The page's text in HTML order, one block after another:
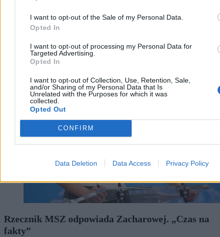
I want to opt-out of the Sale of my Personal Data.
Opted In
I want to opt-out of processing my Personal Data for
Targeted Advertising.
Opted In
I want to opt-out of Collection, Use, Retention, Sale,
and/or Sharing of my Personal Data that Is
Unrelated with the Purposes for which it was
collected.
Opted Out
CONFIRM
Data Deletion Data Access Privacy Policy
Kraj
Rzecznik MSZ odpowiada Zacharowej. „Czas na
fakty”